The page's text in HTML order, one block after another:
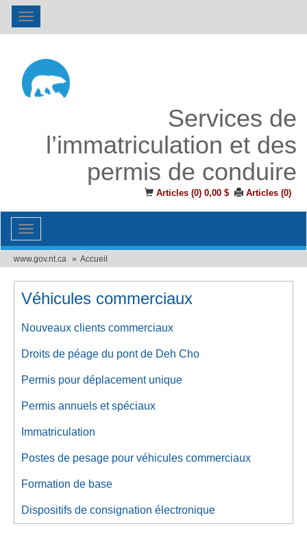
Toggle
navigation
Services de
l’immatriculation et des
permis de conduire
Articles (0) 0,00 $ Articles (0)
Toggle
navigation
www.gov.nt.ca Accueil
Véhicules commerciaux
Nouveaux clients commerciaux
Droits de péage du pont de Deh Cho
Permis pour déplacement unique
Permis annuels et spéciaux
Immatriculation
Postes de pesage pour véhicules commerciaux
Formation de base
Dispositifs de consignation électronique